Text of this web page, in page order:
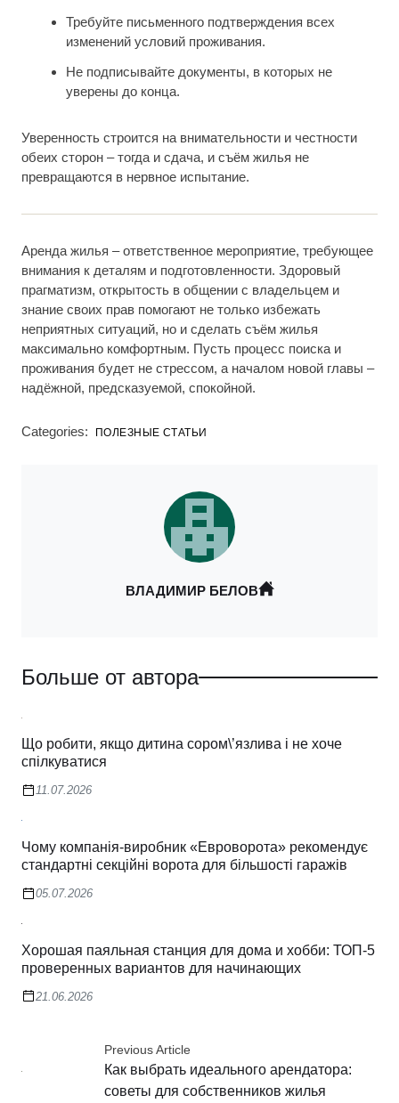
Требуйте письменного подтверждения всех
изменений условий проживания.
Не подписывайте документы, в которых не
уверены до конца.
Уверенность строится на внимательности и честности
обеих сторон – тогда и сдача, и съём жилья не
превращаются в нервное испытание.
Аренда жилья – ответственное мероприятие, требующее
внимания к деталям и подготовленности. Здоровый
прагматизм, открытость в общении с владельцем и
знание своих прав помогают не только избежать
неприятных ситуаций, но и сделать съём жилья
максимально комфортным. Пусть процесс поиска и
проживания будет не стрессом, а началом новой главы –
надёжной, предсказуемой, спокойной.
Categories: ПОЛЕЗНЫЕ СТАТЬИ
ВЛАДИМИР БЕЛОВ
Больше от автора
Що робити, якщо дитина сором\’язлива і не хоче
спілкуватися
11.07.2026
Чому компанія-виробник «Евроворота» рекомендує
стандартні секційні ворота для більшості гаражів
05.07.2026
Хорошая паяльная станция для дома и хобби: ТОП-5
проверенных вариантов для начинающих
21.06.2026
Previous Article
Как выбрать идеального арендатора:
советы для собственников жилья